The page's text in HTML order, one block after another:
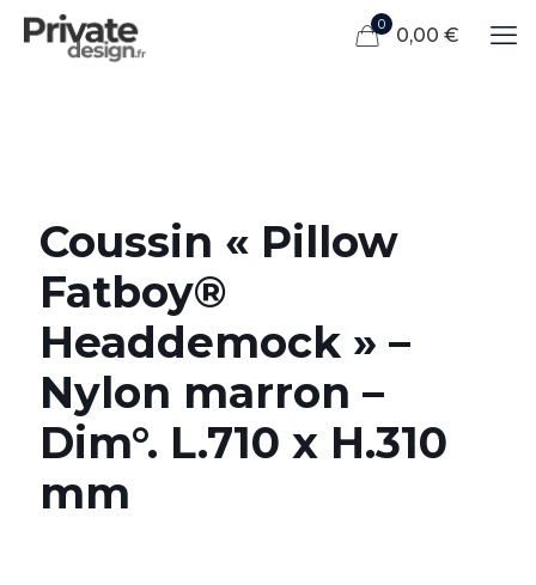
0 0,00 €
Coussin « Pillow
Fatboy®
Headdemock » –
Nylon marron –
Dim°. L.710 x H.310
mm